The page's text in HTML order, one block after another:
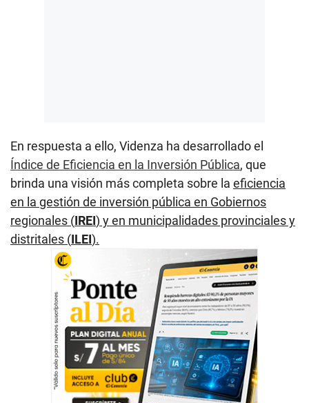
En respuesta a ello, Videnza ha desarrollado el
Índice de Eficiencia en la Inversión Pública, que
brinda una visión más completa sobre la eficiencia
en la gestión de inversión pública en Gobiernos
regionales (IREI) y en municipalidades provinciales y
distritales (ILEI).